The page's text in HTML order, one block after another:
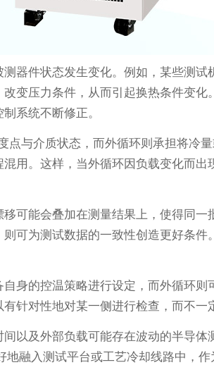
器件状态发生变化。例如，某些测试
变压力条件，从而引起换热条件变化
系统不断修正。
点与介质状态，而外循环则承担将冷
用。这样，当外循环因负载变化而出
可能会叠加在测量结果上，使得同一
可为测试数据的一致性创造更好条件
身的控温策略进行设定，而外循环则
针对性地对某一侧进行检查，而不一
以及外部负载可能存在波动的半导体
地融入测试平台或工艺冷却线路中，